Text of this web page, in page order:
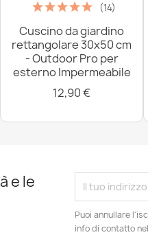
(14)
Cuscino da giardino
rettangolare 30x50 cm
- Outdoor Pro per
esterno Impermeabile
12,90 €
e le
Puoi annullare
info di contatto